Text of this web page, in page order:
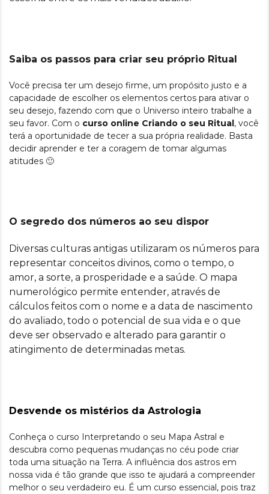
Saiba os passos para criar seu próprio Ritual
Você precisa ter um desejo firme, um propósito justo e a
capacidade de escolher os elementos certos para ativar o
seu desejo, fazendo com que o Universo inteiro trabalhe a
seu favor. Com o curso online Criando o seu Ritual, você
terá a oportunidade de tecer a sua própria realidade. Basta
decidir aprender e ter a coragem de tomar algumas
atitudes 🙂
O segredo dos números ao seu dispor
Diversas culturas antigas utilizaram os números para
representar conceitos divinos, como o tempo, o
amor, a sorte, a prosperidade e a saúde. O mapa
numerológico permite entender, através de
cálculos feitos com o nome e a data de nascimento
do avaliado, todo o potencial de sua vida e o que
deve ser observado e alterado para garantir o
atingimento de determinadas metas.
Desvende os mistérios da Astrologia
Conheça o curso Interpretando o seu Mapa Astral e
descubra como pequenas mudanças no céu pode criar
toda uma situação na Terra. A influência dos astros em
nossa vida é tão grande que isso te ajudará a compreender
melhor o seu verdadeiro eu. É um curso essencial, pois traz